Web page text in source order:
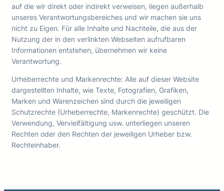
auf die wir direkt oder indirekt verweisen, liegen außerhalb
unseres Verantwortungsbereiches und wir machen sie uns
nicht zu Eigen. Für alle Inhalte und Nachteile, die aus der
Nutzung der in den verlinkten Webseiten aufrufbaren
Informationen entstehen, übernehmen wir keine
Verantwortung.
Urheberrechte und Markenrechte: Alle auf dieser Website
dargestellten Inhalte, wie Texte, Fotografien, Grafiken,
Marken und Warenzeichen sind durch die jeweiligen
Schutzrechte (Urheberrechte, Markenrechte) geschützt. Die
Verwendung, Vervielfältigung usw. unterliegen unseren
Rechten oder den Rechten der jeweiligen Urheber bzw.
Rechteinhaber.